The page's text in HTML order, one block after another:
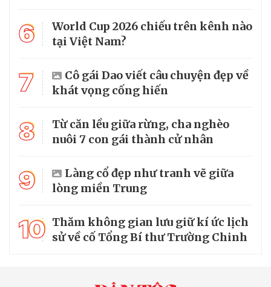
6
World Cup 2026 chiếu trên kênh nào
tại Việt Nam?
7
Cô gái Dao viết câu chuyện đẹp về
khát vọng cống hiến
8
Từ căn lều giữa rừng, cha nghèo
nuôi 7 con gái thành cử nhân
9
Làng cổ đẹp như tranh vẽ giữa
lòng miền Trung
10 Thăm không gian lưu giữ kí ức lịch
sử về cố Tổng Bí thư Trường Chinh